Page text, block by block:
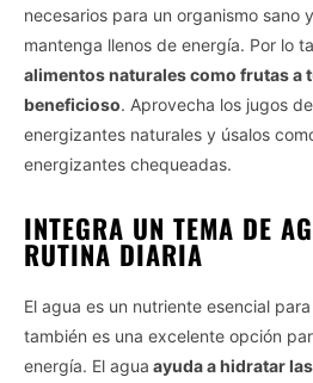
necesarios para un organismo sano
mantenga llenos de energía. Por lo
alimentos naturales como frutas a
beneficioso. Aprovecha los jugos
energizantes naturales y úsalos
energizantes chequeadas.
INTEGRA UN TEMA DE
RUTINA DIARIA
El agua es un nutriente esencial
también es una excelente opción
energía. El agua ayuda a hidratar